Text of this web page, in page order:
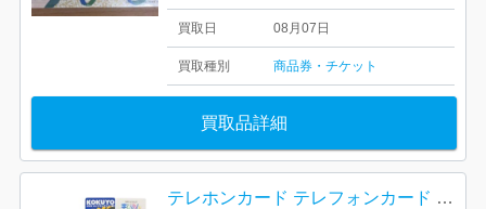
買取日 08月07日
買取種別 商品券・チケット
買取品詳細
テレホンカード テレフォンカード テレカ 50度数